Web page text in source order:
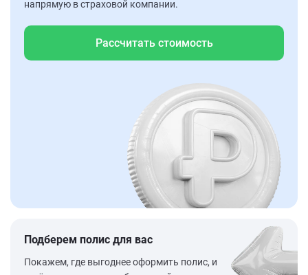
напрямую в страховой компании.
Рассчитать стоимость
Подберем полис для вас
Покажем, где выгоднее оформить полис, и